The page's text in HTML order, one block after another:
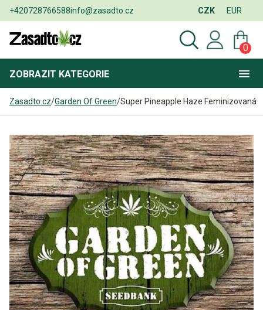
+420728766588info@zasadto.cz CZK EUR
0
ZOBRAZIT KATEGORIE
Zasadto.cz/Garden Of Green/Super Pineapple Haze Feminizovaná